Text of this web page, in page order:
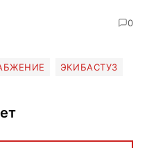
0
ЭКИБАСТУЗ